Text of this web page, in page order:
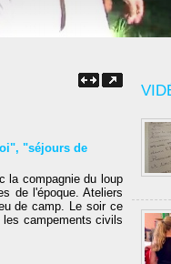
, "séjours de
la compagnie du loup
de l'époque. Ateliers
de camp. Le soir ce
les campements civils